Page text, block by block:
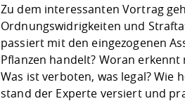
Zu dem interessanten Vortrag
Ordnungswidrigkeiten und
passiert mit den eingezogenen
Pflanzen handelt? Woran
Was ist verboten, was legal? Wie
stand der Experte versiert und